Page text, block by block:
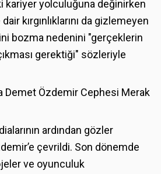
kariyer yolculuğuna değinirken
kırgınlıklarını da gizlemeyen
bozma nedenini "gerçeklerin
gerektiği" sözleriyle
Demet Özdemir Cephesi Merak
ardından gözler
çevrildi. Son dönemde
ve oyunculuk